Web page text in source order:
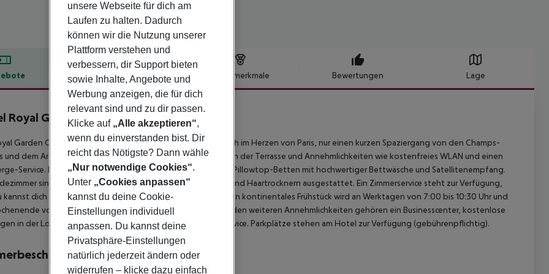
Hotelbeschreibung Hotelmerkmale Bewertungen Lage
Royal Garden Champs-Elysées
Garden Champs-Élysées, ein 4-Sterne-Hotel, befindet sich im Herzen von Paris, nur einen kurzen Spaziergang von den Champs-
und dem Arc de Triomphe entfernt. Genieße die Aussicht von der Terrasse und Annehmlichkeiten wie kostenfreies WLAN und einen
Service. Die 72 Zimmer verfügen über Flachbildfernseher, Pillowtop-Betten mit hochwertiger Bettwäsche und Satellitenempfang.
sind mit Badewannen, Designer-Pflegeprodukten und Haartrocknern ausgestattet. Ein Zimmerservice steht zur Verfügung,
kannst dich bei einem Drink in der Bar/Lounge entspannen. Ein kontinentales Frühstück wird an Werktagen von 7:00 bis 10:30 Uhr und
von 7:00 bis 11:00 Uhr serviert (gegen Gebühr). Zu den weiteren Annehmlichkeiten gehören ein Businesscenter, kostenlose
in der Lobby sowie eine chemische Reinigung/Wäscheservice. Parkplätze stehen am Hotel zur Verfügung (gebührenpflichtig).
unsere Webseite für dich am
Laufen zu halten. Dadurch
können wir die Nutzung unserer
Plattform verstehen und
verbessern, dir Support bieten
sowie Inhalte, Angebote und
Werbung anzeigen, die für dich
relevant sind und zu dir passen.
Klicke auf „Alle akzeptieren“,
wenn du einverstanden bist. Dir
reicht das Nötigste? Dann wähle
„Nur notwendige Cookies“.
Unter „Cookies anpassen“
kannst du deine Cookie-
Einstellungen individuell
anpassen. Du kannst deine
Privatsphäre-Einstellungen
natürlich jederzeit ändern oder
widerrufen – klicke dazu einfach